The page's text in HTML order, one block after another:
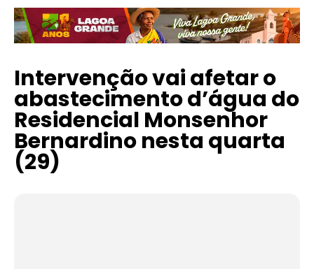
Intervenção vai afetar o
abastecimento d’água do
Residencial Monsenhor
Bernardino nesta quarta
(29)